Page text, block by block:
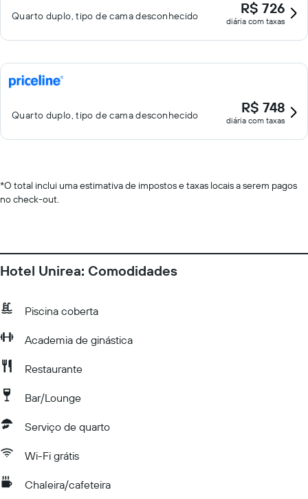
Quarto duplo, tipo de cama desconhecido R$ 726
diária com taxas
Quarto duplo, tipo de cama desconhecido R$ 748
diária com taxas
*O total inclui uma estimativa de impostos e taxas locais a serem pagos
no check-out.
Hotel Unirea: Comodidades
Piscina coberta
Academia de ginástica
Restaurante
Bar/Lounge
Serviço de quarto
Wi-Fi grátis
Chaleira/cafeteira